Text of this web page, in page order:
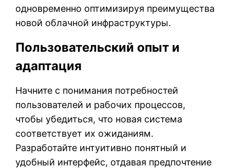
одновременно оптимизируя преимущества
новой облачной инфраструктуры.
Пользовательский опыт и
адаптация
Начните с понимания потребностей
пользователей и рабочих процессов,
чтобы убедиться, что новая система
соответствует их ожиданиям.
Разработайте интуитивно понятный и
удобный интерфейс, отдавая предпочтение